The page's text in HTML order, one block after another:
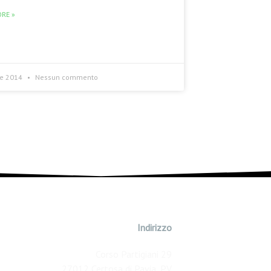
»
2014 Nessun commento
Indirizzo